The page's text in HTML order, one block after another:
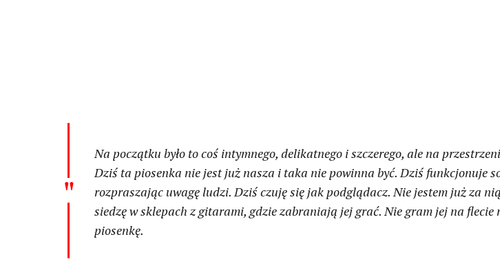
Na początku było to coś intymnego, delikatnego i szczerego, ale na
Dziś ta piosenka nie jest już nasza i taka nie powinna być. Dziś funkcjonuje
rozpraszając uwagę ludzi. Dziś czuję się jak podglądacz. Nie jestem już za
siedzę w sklepach z gitarami, gdzie zabraniają jej grać. Nie gram jej na flecie
piosenkę.